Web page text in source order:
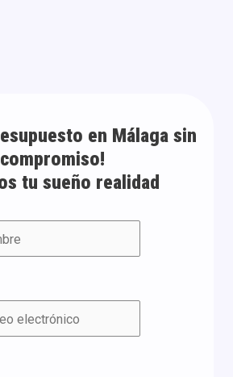
en Málaga sin
compromiso!
tu sueño realidad